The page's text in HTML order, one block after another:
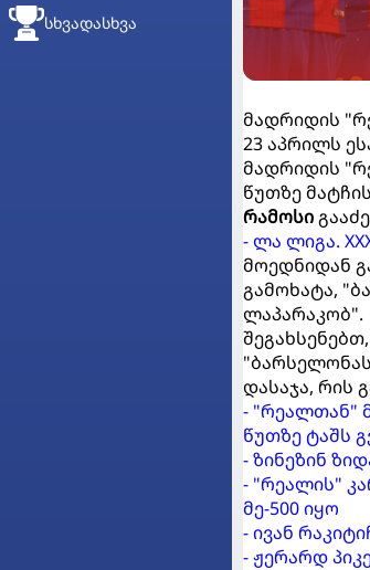
ᲡᲮᲕᲐᲓᲐᲡᲮᲕᲐ
მადრიდის
23 აპრილს
მადრიდის
წუთზე
რამოსი
- ლა ლიგა.
მოედნიდან
გამოხატა,
ლაპარაკობ".
დასაჯა, რის
- "რეალთან"
წუთზე ტაშს
- ზინეზინ
- "რეალის"
მე-500 იყო
- ივან
- ჟერარდ